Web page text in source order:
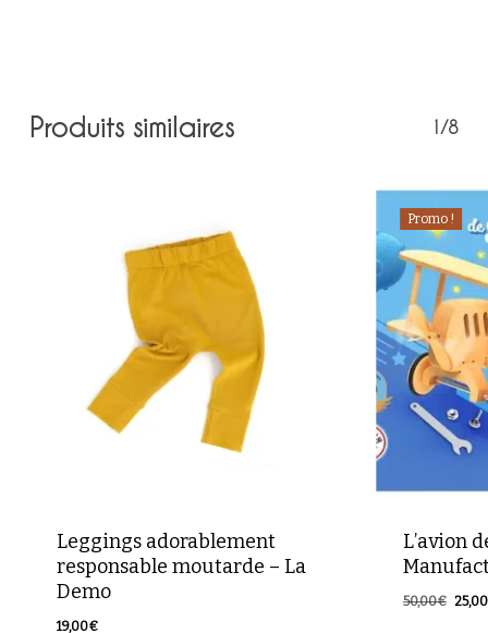
Retour à la boutique
Produits similaires 1/8
Leggings adorablement
responsable moutarde – La
Demo
19,00€
Promo !
L’avion
50,00€ Le
25,00